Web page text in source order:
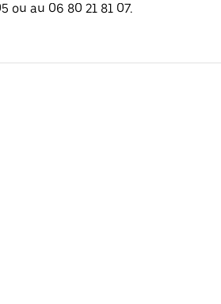
ou au 06 80 21 81 07.